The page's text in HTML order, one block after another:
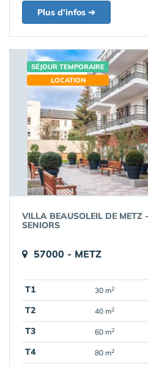
Plus d'infos ➔
SÉJOUR TEMPORAIRE
LOCATION
VILLA BEAUSOLEIL DE METZ
SENIORS
57000 - METZ
T1 30 m2
T2
40 m2
T3
60 m2
T4
80 m2